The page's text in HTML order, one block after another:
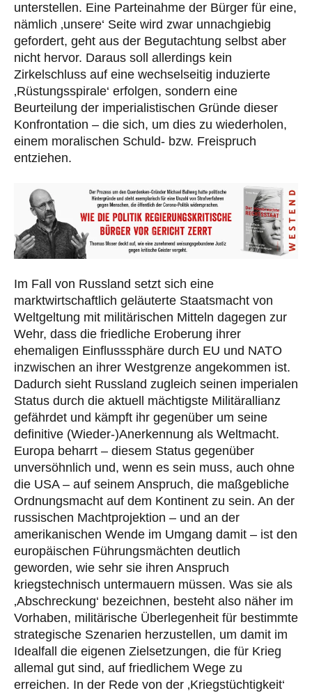
unterstellen. Eine Parteinahme der Bürger für eine,
nämlich ‚unsere‘ Seite wird zwar unnachgiebig
gefordert, geht aus der Begutachtung selbst aber
nicht hervor. Daraus soll allerdings kein
Zirkelschluss auf eine wechselseitig induzierte
‚Rüstungsspirale‘ erfolgen, sondern eine
Beurteilung der imperialistischen Gründe dieser
Konfrontation – die sich, um dies zu wiederholen,
einem moralischen Schuld- bzw. Freispruch
entziehen.
Im Fall von Russland setzt sich eine
marktwirtschaftlich geläuterte Staatsmacht von
Weltgeltung mit militärischen Mitteln dagegen zur
Wehr, dass die friedliche Eroberung ihrer
ehemaligen Einflusssphäre durch EU und NATO
inzwischen an ihrer Westgrenze angekommen ist.
Dadurch sieht Russland zugleich seinen imperialen
Status durch die aktuell mächtigste Militärallianz
gefährdet und kämpft ihr gegenüber um seine
definitive (Wieder-)Anerkennung als Weltmacht.
Europa beharrt – diesem Status gegenüber
unversöhnlich und, wenn es sein muss, auch ohne
die USA – auf seinem Anspruch, die maßgebliche
Ordnungsmacht auf dem Kontinent zu sein. An der
russischen Machtprojektion – und an der
amerikanischen Wende im Umgang damit – ist den
europäischen Führungsmächten deutlich
geworden, wie sehr sie ihren Anspruch
kriegstechnisch untermauern müssen. Was sie als
‚Abschreckung‘ bezeichnen, besteht also näher im
Vorhaben, militärische Überlegenheit für bestimmte
strategische Szenarien herzustellen, um damit im
Idealfall die eigenen Zielsetzungen, die für Krieg
allemal gut sind, auf friedlichem Wege zu
erreichen. In der Rede von der ‚Kriegstüchtigkeit‘